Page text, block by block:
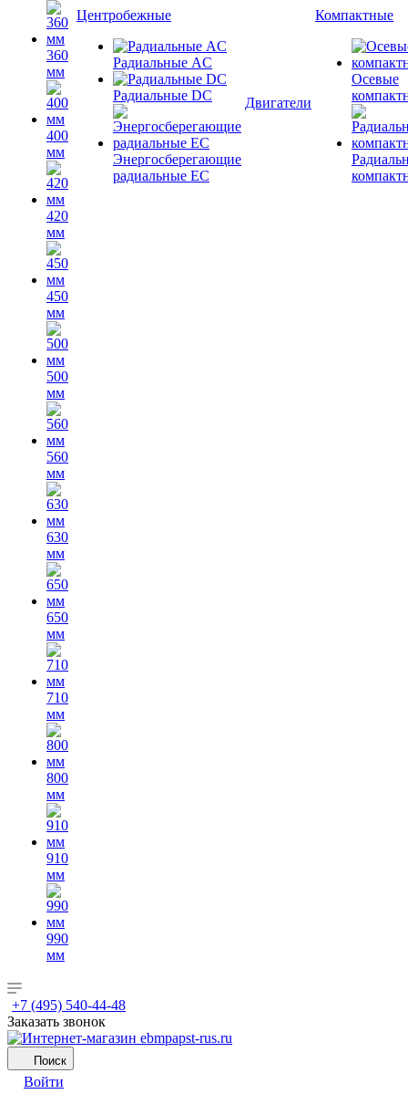
360
мм
400
мм
420
мм
450
мм
500
мм
560
мм
630
мм
650
мм
710
мм
800
мм
910
мм
990
мм
Центробежные
Радиальные AC
Радиальные DC
Энергосберегающие
радиальные EC
Двигатели
Компактные
Осевые
+7 (495) 540-44-48
Заказать звонок
Поиск
Войти